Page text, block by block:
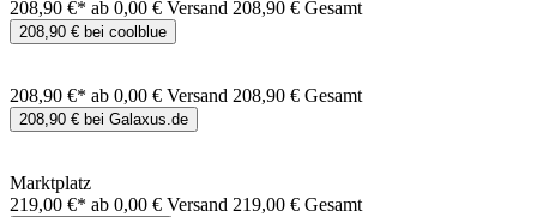
208,90 €* ab 0,00 € Versand 208,90 € Gesamt
208,90 € bei coolblue
208,90 €* ab 0,00 € Versand 208,90 € Gesamt
208,90 € bei Galaxus.de
Marktplatz
219,00 €* ab 0,00 € Versand 219,00 € Gesamt